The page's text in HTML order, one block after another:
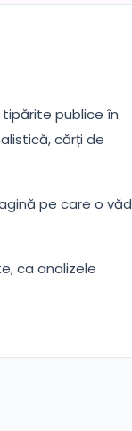
publice în
cărți de
pe care o văd
ca analizele